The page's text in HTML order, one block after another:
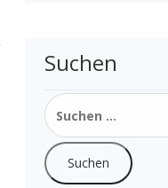
Suchen
Suchen
nach: